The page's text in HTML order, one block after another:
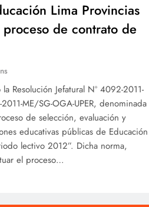
Lima Provincias
de contrato de
Resolución Jefatural Nº 4092-2011-
ME/SG-OGA-UPER, denominada
de selección, evaluación y
educativas públicas de Educación
lectivo 2012”. Dicha norma,
el proceso…